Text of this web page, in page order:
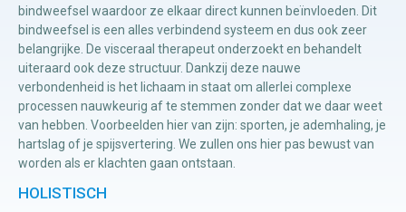
bindweefsel waardoor ze elkaar direct kunnen beïnvloeden. Dit
bindweefsel is een alles verbindend systeem en dus ook zeer
belangrijke. De visceraal therapeut onderzoekt en behandelt
uiteraard ook deze structuur. Dankzij deze nauwe
verbondenheid is het lichaam in staat om allerlei complexe
processen nauwkeurig af te stemmen zonder dat we daar weet
van hebben. Voorbeelden hier van zijn: sporten, je ademhaling, je
hartslag of je spijsvertering. We zullen ons hier pas bewust van
worden als er klachten gaan ontstaan.
HOLISTISCH